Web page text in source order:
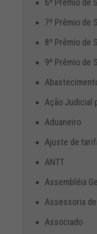
6º Prêmio de
7º Prêmio de
8º Prêmio de
9º Prêmio de
Ação Judicial
Aduaneiro
Ajuste de
ANTT
Assembléia
Assessoria
Associado